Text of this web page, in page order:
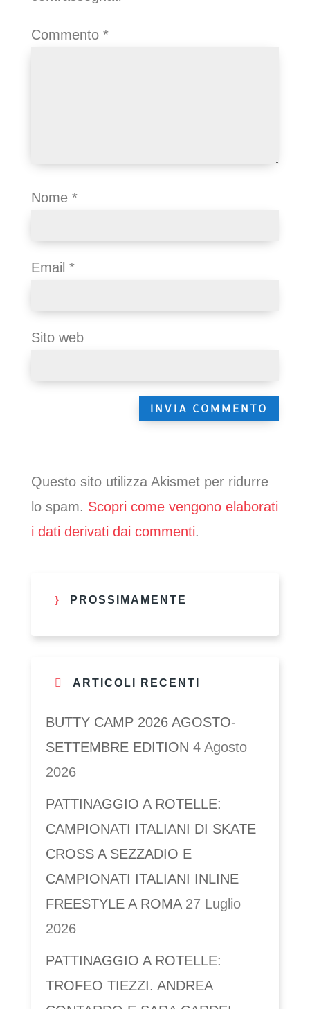
Commento *
Nome *
Email *
Sito web
Questo sito utilizza Akismet per ridurre
lo spam. Scopri come vengono elaborati
i dati derivati dai commenti.
PROSSIMAMENTE
ARTICOLI RECENTI
BUTTY CAMP 2026 AGOSTO-
SETTEMBRE EDITION 4 Agosto
2026
PATTINAGGIO A ROTELLE:
CAMPIONATI ITALIANI DI SKATE
CROSS A SEZZADIO E
CAMPIONATI ITALIANI INLINE
FREESTYLE A ROMA 27 Luglio
2026
PATTINAGGIO A ROTELLE:
TROFEO TIEZZI. ANDREA